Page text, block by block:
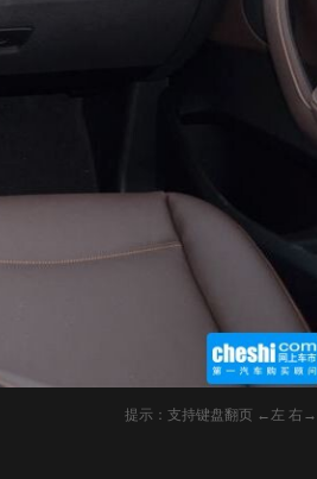
提示：支持键盘翻页 ←左 右→